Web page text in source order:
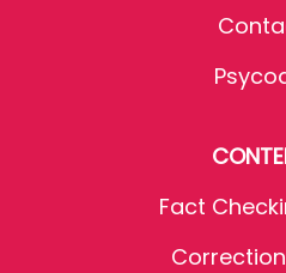
Fact